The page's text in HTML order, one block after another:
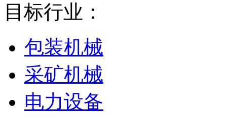
目标行业：
包装机械
采矿机械
电力设备